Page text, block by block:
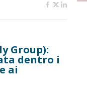
Group):
dentro i
ai